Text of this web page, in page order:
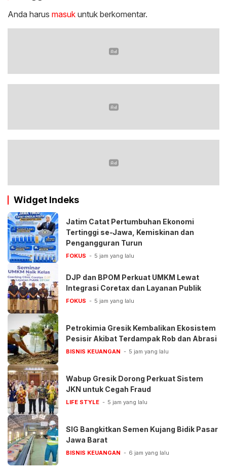
Anda harus masuk untuk berkomentar.
Widget Indeks
Jatim Catat Pertumbuhan Ekonomi
Tertinggi se-Jawa, Kemiskinan dan
Pengangguran Turun
FOKUS 5 jam yang lalu
DJP dan BPOM Perkuat UMKM Lewat
Integrasi Coretax dan Layanan Publik
FOKUS 5 jam yang lalu
Petrokimia Gresik Kembalikan Ekosistem
Pesisir Akibat Terdampak Rob dan Abrasi
BISNIS KEUANGAN 5 jam yang lalu
Wabup Gresik Dorong Perkuat Sistem
JKN untuk Cegah Fraud
LIFE STYLE 5 jam yang lalu
SIG Bangkitkan Semen Kujang Bidik Pasar
Jawa Barat
BISNIS KEUANGAN 6 jam yang lalu